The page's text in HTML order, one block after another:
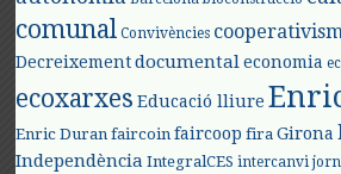
comunal Convivències
Decreixement documental economia
ecoxarxes Educació lliure
Enric Duran faircoin faircoop fira Girona
Independència IntegralCES intercanvi